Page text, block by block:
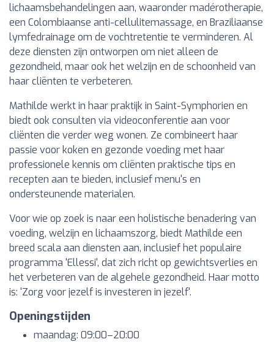
lichaamsbehandelingen aan, waaronder madérotherapie,
een Colombiaanse anti-cellulitemassage, en Braziliaanse
lymfedrainage om de vochtretentie te verminderen. Al
deze diensten zijn ontworpen om niet alleen de
gezondheid, maar ook het welzijn en de schoonheid van
haar cliënten te verbeteren.
Mathilde werkt in haar praktijk in Saint-Symphorien en
biedt ook consulten via videoconferentie aan voor
cliënten die verder weg wonen. Ze combineert haar
passie voor koken en gezonde voeding met haar
professionele kennis om cliënten praktische tips en
recepten aan te bieden, inclusief menu's en
ondersteunende materialen.
Voor wie op zoek is naar een holistische benadering van
voeding, welzijn en lichaamszorg, biedt Mathilde een
breed scala aan diensten aan, inclusief het populaire
programma 'Ellessi', dat zich richt op gewichtsverlies en
het verbeteren van de algehele gezondheid. Haar motto
is: 'Zorg voor jezelf is investeren in jezelf'.
Openingstijden
maandag: 09:00–20:00